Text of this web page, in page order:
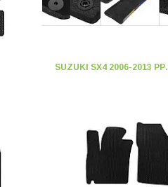
SUZUKI SX4 2006-2013 РР.